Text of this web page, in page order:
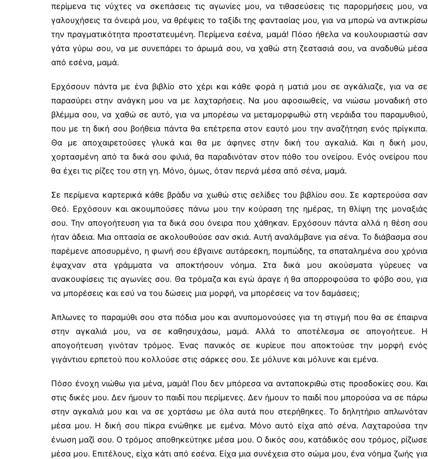
περίμενα τις νύχτες να σκεπάσεις τις αγωνίες μου, να τιθασεύσεις τις παρορμήσεις μου, να
γαλουχήσεις τα όνειρά μου, να θρέψεις το ταξίδι της φαντασίας μου, για να μπορώ να αντικρίσω
την πραγματικότητα προστατευμένη. Περίμενα εσένα, μαμά! Πόσο ήθελα να κουλουριαστώ σαν
γάτα γύρω σου, να με συνεπάρει το άρωμά σου, να χαθώ στη ζεστασιά σου, να αναδυθώ μέσα
από εσένα, μαμά.
Ερχόσουν πάντα με ένα βιβλίο στο χέρι και κάθε φορά η ματιά μου σε αγκάλιαζε, για να σε
παρασύρει στην ανάγκη μου να με λαχταρήσεις. Να μου αφοσιωθείς, να νιώσω μοναδική στο
βλέμμα σου, να χαθώ σε αυτό, για να μπορέσω να μεταμορφωθώ στη νεράιδα του παραμυθιού,
που με τη δική σου βοήθεια πάντα θα επέτρεπα στον εαυτό μου την αναζήτηση ενός πρίγκιπα.
Θα με αποχαιρετούσες γλυκά και θα με άφηνες στην δική του αγκαλιά. Και η δική μου,
χορτασμένη από τα δικά σου φιλιά, θα παραδινόταν στον πόθο του ονείρου. Ενός ονείρου που
θα έχει τις ρίζες του στη γη. Μόνο, όμως, όταν περνά μέσα από σένα, μαμά.
Σε περίμενα καρτερικά κάθε βράδυ να χωθώ στις σελίδες του βιβλίου σου. Σε καρτερούσα σαν
Θεό. Ερχόσουν και ακουμπούσες πάνω μου την κούραση της ημέρας, τη θλίψη της μοναξιάς
σου. Την απογοήτευση για τα δικά σου όνειρα που χάθηκαν. Ερχόσουν πάντα αλλά η θέση σου
ήταν άδεια. Μια οπτασία σε ακολουθούσε σαν σκιά. Αυτή αναλάμβανε για σένα. Το διάβασμα σου
παρέμενε αποσυρμένο, η φωνή σου έβγαινε αυτάρεσκη, πομπώδης, τα σπαταλημένα σου χρόνια
έψαχναν στα γράμματα να αποκτήσουν νόημα. Στα δικά μου ακούσματα γύρευες να
ανακουφίσεις τις αγωνίες σου. Θα τρόμαζα και εγώ άραγε ή θα απορροφούσα το φόβο σου, για
να μπορέσεις και εσύ να του δώσεις μια μορφή, να μπορέσεις να τον δαμάσεις;
Άπλωνες το παραμύθι σου στα πόδια μου και ανυπομονούσες για τη στιγμή που θα σε έπαιρνα
στην αγκαλιά μου, να σε καθησυχάσω, μαμά. Αλλά το αποτέλεσμα σε απογοήτευε. Η
απογοήτευση γινόταν τρόμος. Ένας πανικός σε κυρίευε που αποκτούσε την μορφή ενός
γιγάντιου ερπετού που κολλούσε στις σάρκες σου. Σε μόλυνε και μόλυνε και εμένα.
Πόσο ένοχη νιώθω για μένα, μαμά! Που δεν μπόρεσα να ανταποκριθώ στις προσδοκίες σου. Και
στις δικές μου. Δεν ήμουν το παιδί που περίμενες. Δεν ήμουν το παιδί που μπορούσα να σε πάρω
στην αγκαλιά μου και να σε χορτάσω με όλα αυτά που στερήθηκες. Το δηλητήριο απλωνόταν
μέσα μου. Η δική σου πίκρα ενώθηκε με εμένα. Μόνο αυτό είχα από σένα. Λαχταρούσα την
ένωση μαζί σου. Ο τρόμος αποθηκεύτηκε μέσα μου. Ο δικός σου, κατάδικός σου τρόμος, ρίζωσε
μέσα μου. Επιτέλους, είχα κάτι από εσένα. Είχα μια συνέχεια στο σώμα μου, ένα νόημα ζωής για